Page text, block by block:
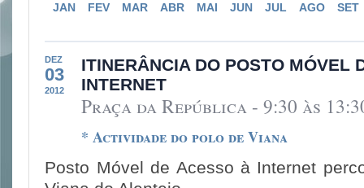
JAN FEV MAR ABR MAI JUN JUL AGO SET
DEZ
03
2012
ITINERÂNCIA DO POSTO MÓVEL
INTERNET
Praça da República - 9:30 às
* Actividade do polo de Viana
Posto Móvel de Acesso à Internet